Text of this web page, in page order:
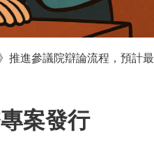
推進參議院辯論流程，預計最
案發行